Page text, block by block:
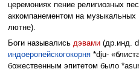
церемониях пение религиозных
аккомпанементом на музыкальных
лютне).
Боги назывались дэвами(др.инд.
индоеропейскогокорня*di̯u-
божественным эпитетом было